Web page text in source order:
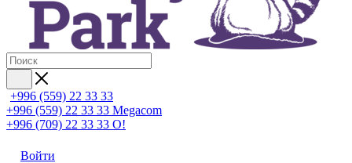
+996 (559) 22 33 33
+996 (559) 22 33 33 Megacom
+996 (709) 22 33 33 O!
Войти